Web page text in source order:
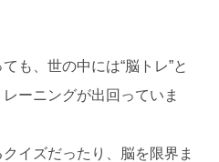
も、世の中には“脳トレ”と
ーニングが出回っていま
イズだったり、脳を限界ま